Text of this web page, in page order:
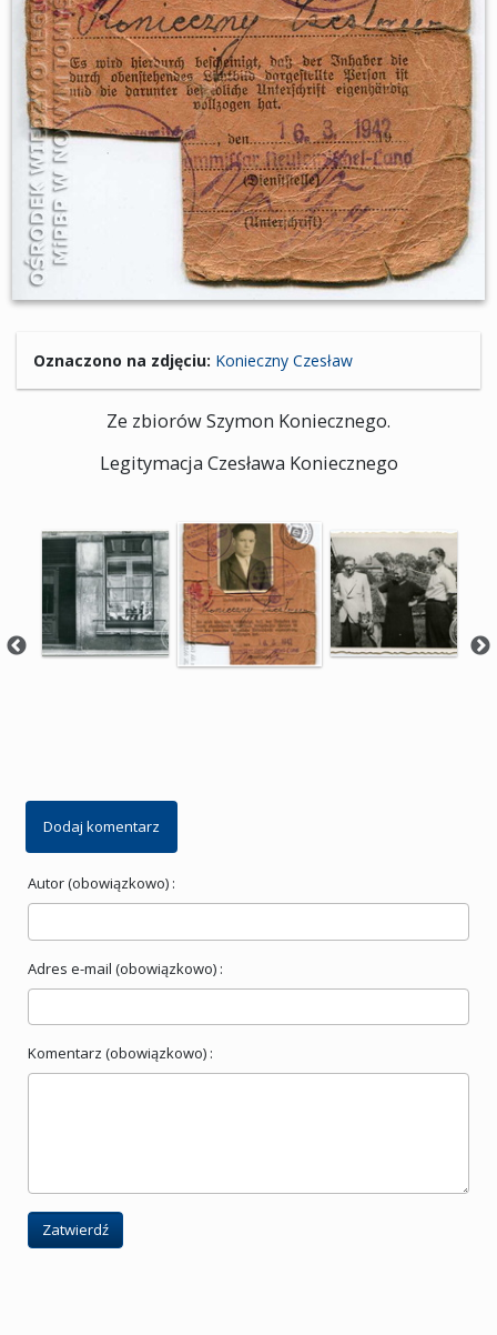
Oznaczono na zdjęciu: Konieczny Czesław
Ze zbiorów Szymon Koniecznego.
Legitymacja Czesława Koniecznego
Dodaj komentarz
Autor (obowiązkowo) :
Adres e-mail (obowiązkowo) :
Komentarz (obowiązkowo) :
Zatwierdź